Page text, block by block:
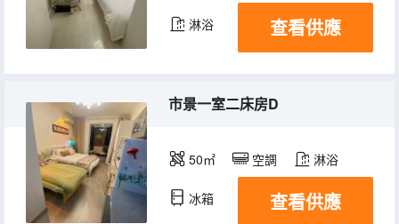
淋浴 查看供應
市景一室二床房D
50㎡ 空調 淋浴
冰箱 查看供應